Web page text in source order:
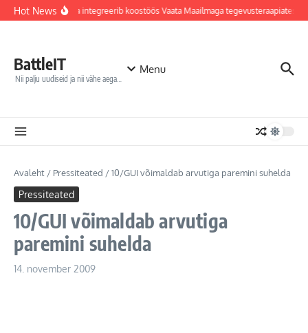
Sisu juurde
Hot NewsJõhvi haigla integreerib koostöös Vaata Maailmaga
BattleIT
Nii palju uudiseid ja nii vähe aega…
Menu
Avaleht / Pressiteated /10/GUI võimaldab arvutiga paremini suhelda
Pressiteated
10/GUI võimaldab arvutiga
paremini suhelda
14. november 2009